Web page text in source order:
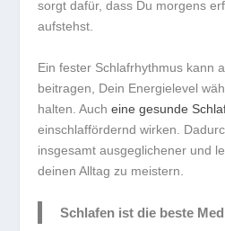
sorgt dafür, dass Du morgens
aufstehst.
Ein fester Schlafrhythmus kann
beitragen, Dein Energielevel
halten. Aucheine gesunde
einschlaffördernd wirken.
insgesamt ausgeglichener und
deinen Alltag zu meistern.
Schlafen ist die beste